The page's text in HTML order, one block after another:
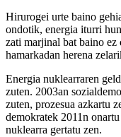
Hirurogei urte baino
ondotik, energia iturri
zati marjinal bat baino
hamarkadan herena
Energia nuklearraren
zuten. 2003an
zuten, prozesua azkartu
demokratek 2011n
nuklearra gertatu zen.